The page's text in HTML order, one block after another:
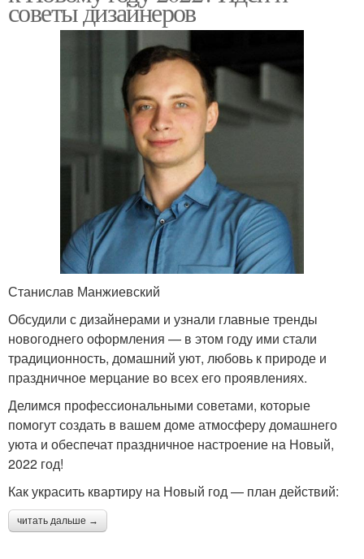
советы дизайнеров
Станислав Манжиевский
Обсудили с дизайнерами и узнали главные тренды
новогоднего оформления — в этом году ими стали
традиционность, домашний уют, любовь к природе и
праздничное мерцание во всех его проявлениях.
Делимся профессиональными советами, которые
помогут создать в вашем доме атмосферу домашнего
уюта и обеспечат праздничное настроение на Новый,
2022 год!
Как украсить квартиру на Новый год — план действий:
читать дальше →